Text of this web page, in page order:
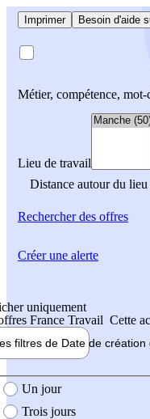
Imprimer Besoin d'aide
Métier, compétence,
Lieu de travail
Distance autour du
Rechercherdes offres
uniquement
France Travail Cette
filtres de Date de création
création de l'offre
Un jour
Trois jours
Créer une alerte